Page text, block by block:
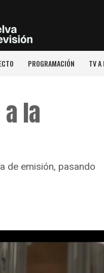
PROGRAMACIÓN TV A
la
de emisión, pasando